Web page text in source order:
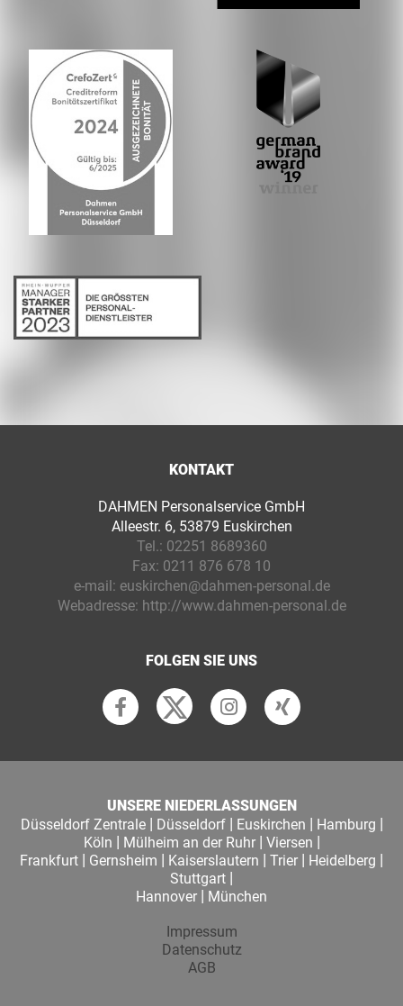
KONTAKT
DAHMEN Personalservice GmbH
Alleestr. 6, 53879 Euskirchen
Tel.: 02251 8689360
Fax: 0211 876 678 10
e-mail: euskirchen@dahmen-personal.de
Webadresse: http://www.dahmen-personal.de
FOLGEN SIE UNS
UNSERE NIEDERLASSUNGEN
Düsseldorf Zentrale| Düsseldorf| Euskirchen | Hamburg |
Köln | Mülheim an der Ruhr| Viersen |
Frankfurt | Gernsheim | Kaiserslautern | Trier | Heidelberg |
Stuttgart |
Hannover | München
Impressum
Datenschutz
AGB